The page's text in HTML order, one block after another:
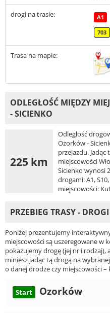
drogi na trasie: A1
703
Trasa na mapie:
ODLEGŁOŚĆ MIĘDZY
- SICIENKO
225 km
Odległość
Ozorków -
przejazdu. Jadąc
miejscowości
Sicienko wynosi
drogami: A1,
miejscowości:
PRZEBIEG TRASY -
Poniżej prezentujemy
miejscowości są uszeregowane w
pokazujemy drogę (jej nr i rodzaj),
miniesz jadąc tą drogą na
o danej drodze czy miejscowości
Start Ozorków